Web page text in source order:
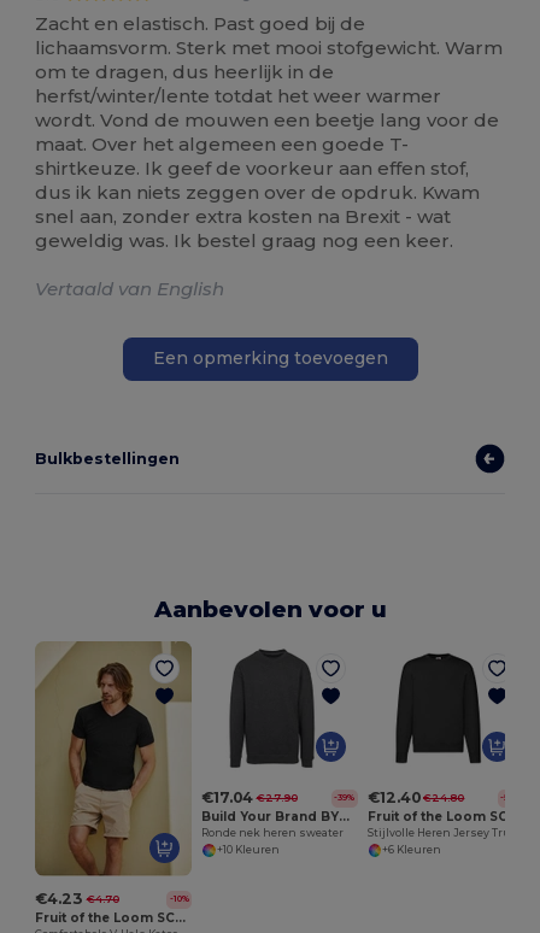
Zacht en elastisch. Past goed bij de
lichaamsvorm. Sterk met mooi stofgewicht. Warm
om te dragen, dus heerlijk in de
herfst/winter/lente totdat het weer warmer
wordt. Vond de mouwen een beetje lang voor de
maat. Over het algemeen een goede T-
shirtkeuze. Ik geef de voorkeur aan effen stof,
dus ik kan niets zeggen over de opdruk. Kwam
snel aan, zonder extra kosten na Brexit - wat
geweldig was. Ik bestel graag nog een keer.
Vertaald van English
Een opmerking toevoegen
Bulkbestellingen
Aanbevolen voor u
€4.23 €4.70 -10%
Fruit of the Loom SC224
€17.04 €27.90 -39%
Build Your Brand BY075
Ronde nek heren sweater
+10 Kleuren
€12.40 €24.80 -50%
+6 Kleuren